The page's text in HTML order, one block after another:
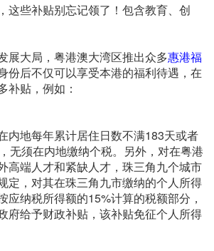
展大局，粤港澳大湾区推出众多惠港福
份后不仅可以享受本港的福利待遇，在
补贴，例如：
内地每年累计居住日数不满183天或者
无须在内地缴纳个税。另外，对在粤港
高端人才和紧缺人才，珠三角九个城市
定，对其在珠三角九市缴纳的个人所得
应纳税所得额的15%计算的税额部分，
府给予财政补贴，该补贴免征个人所得